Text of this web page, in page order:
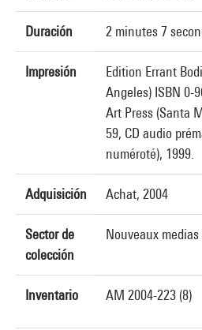
Duración 2 minutes 7
Impresión
Edition Errant
Angeles) ISBN 0-
Art Press (Santa
59, CD audio
numéroté), 1999.
Adquisición Achat, 2004
Sector de
colección
Nouveaux medias
Inventario AM 2004-223 (8)